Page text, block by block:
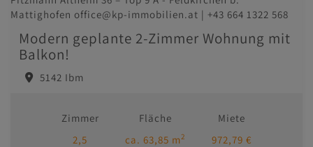
Modern geplante 2-Zimmer Wohnung mit
Balkon!
5142 Ibm
Zimmer
2,5
Fläche
ca. 63,85 m2
Miete
972,79 €